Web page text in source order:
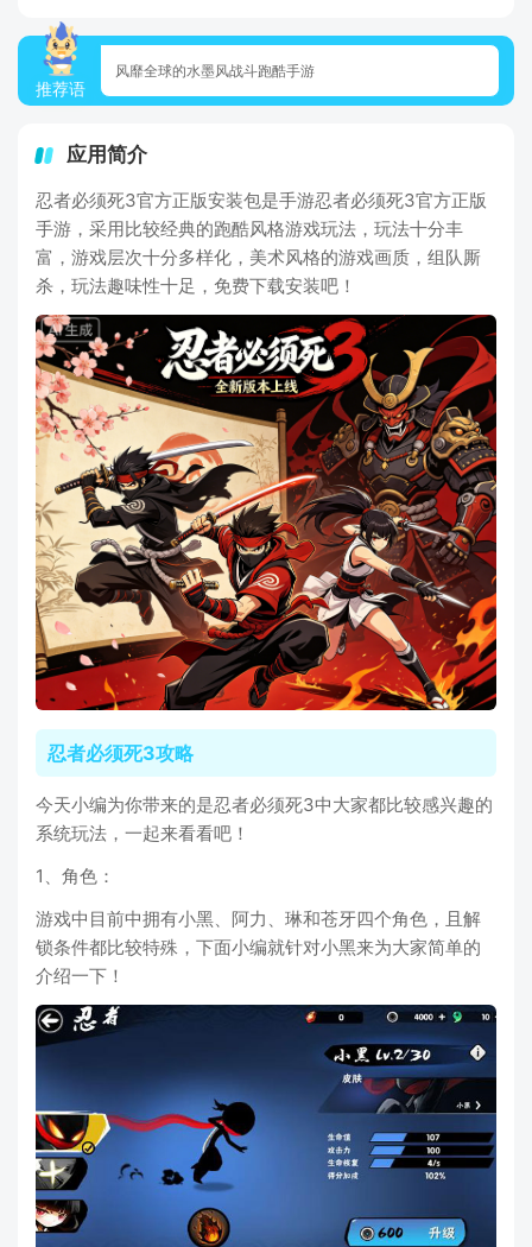
推荐语
风靡全球的水墨风战斗跑酷手游
应用简介
忍者必须死3官方正版安装包是手游忍者必须死3官方正版
手游，采用比较经典的跑酷风格游戏玩法，玩法十分丰
富，游戏层次十分多样化，美术风格的游戏画质，组队厮
杀，玩法趣味性十足，免费下载安装吧！
忍者必须死3攻略
今天小编为你带来的是忍者必须死3中大家都比较感兴趣的
系统玩法，一起来看看吧！
1、角色：
游戏中目前中拥有小黑、阿力、琳和苍牙四个角色，且解
锁条件都比较特殊，下面小编就针对小黑来为大家简单的
介绍一下！